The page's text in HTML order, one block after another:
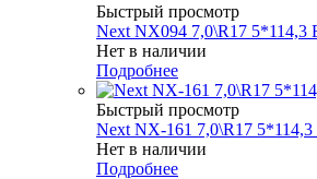
Быстрый просмотр
Next NX094 7,0\R17 5*114,3
Нет в наличии
Подробнее
Быстрый просмотр
Next NX-161 7,0\R17
Нет в наличии
Подробнее